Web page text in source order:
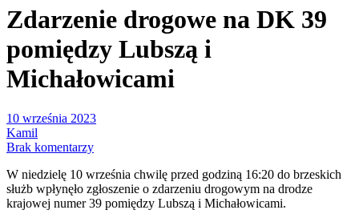
Zdarzenie drogowe na DK 39
pomiędzy Lubszą i
Michałowicami
10 września 2023
Kamil
Brak komentarzy
W niedzielę 10 września chwilę przed godziną 16:20 do brzeskich
służb wpłynęło zgłoszenie o zdarzeniu drogowym na drodze
krajowej numer 39 pomiędzy Lubszą i Michałowicami.